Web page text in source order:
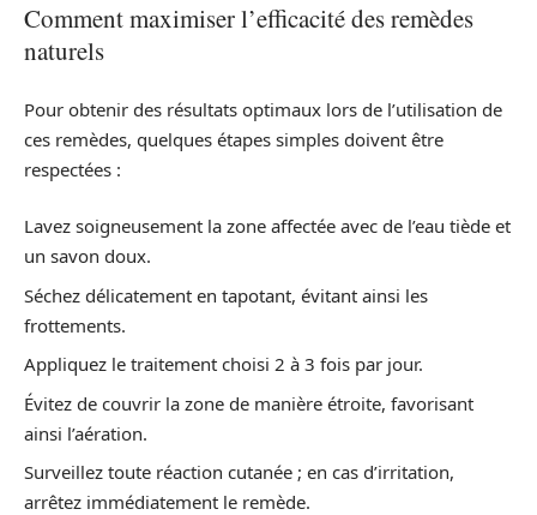
Comment maximiser l’efficacité des remèdes
naturels
Pour obtenir des résultats optimaux lors de l’utilisation de
ces remèdes, quelques étapes simples doivent être
respectées :
Lavez soigneusement la zone affectée avec de l’eau tiède et
un savon doux.
Séchez délicatement en tapotant, évitant ainsi les
frottements.
Appliquez le traitement choisi 2 à 3 fois par jour.
Évitez de couvrir la zone de manière étroite, favorisant
ainsi l’aération.
Surveillez toute réaction cutanée ; en cas d’irritation,
arrêtez immédiatement le remède.